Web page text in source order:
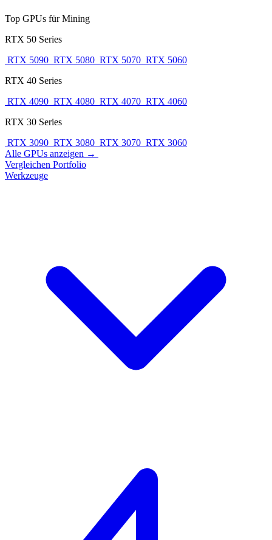
Top GPUs für Mining
RTX 50 Series
RTX 5090 RTX 5080 RTX 5070 RTX 5060
RTX 40 Series
RTX 4090 RTX 4080 RTX 4070 RTX 4060
RTX 30 Series
RTX 3090 RTX 3080 RTX 3070 RTX 3060
Alle GPUs anzeigen →
Vergleichen Portfolio
Werkzeuge